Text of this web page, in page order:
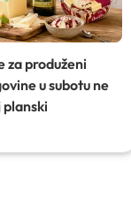
za produženi
u subotu ne
planski